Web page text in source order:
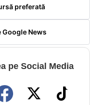
preferată
News
pe Social Media